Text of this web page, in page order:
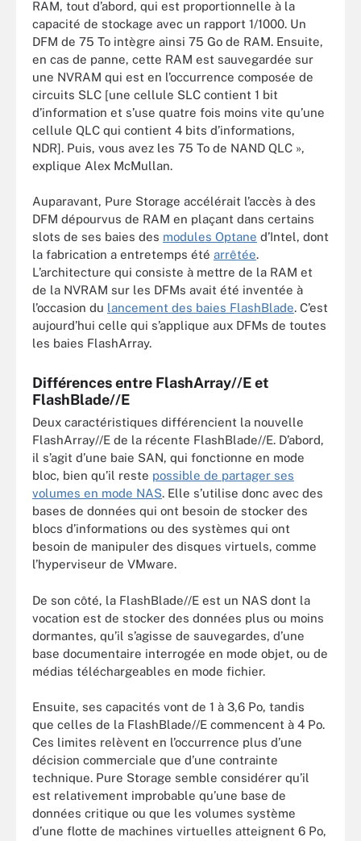
RAM, tout d’abord, qui est proportionnelle à la
capacité de stockage avec un rapport 1/1000. Un
DFM de 75 To intègre ainsi 75 Go de RAM. Ensuite,
en cas de panne, cette RAM est sauvegardée sur
une NVRAM qui est en l’occurrence composée de
circuits SLC [une cellule SLC contient 1 bit
d’information et s’use quatre fois moins vite qu’une
cellule QLC qui contient 4 bits d’informations,
NDR]. Puis, vous avez les 75 To de NAND QLC »,
explique Alex McMullan.
Auparavant, Pure Storage accélérait l’accès à des
DFM dépourvus de RAM en plaçant dans certains
slots de ses baies des modules Optane d’Intel, dont
la fabrication a entretemps été arrêtée.
L’architecture qui consiste à mettre de la RAM et
de la NVRAM sur les DFMs avait été inventée à
l’occasion du lancement des baies FlashBlade. C’est
aujourd’hui celle qui s’applique aux DFMs de toutes
les baies FlashArray.
Différences entre FlashArray//E et
FlashBlade//E
Deux caractéristiques différencient la nouvelle
FlashArray//E de la récente FlashBlade//E. D’abord,
il s’agit d’une baie SAN, qui fonctionne en mode
bloc, bien qu’il reste possible de partager ses
volumes en mode NAS. Elle s’utilise donc avec des
bases de données qui ont besoin de stocker des
blocs d’informations ou des systèmes qui ont
besoin de manipuler des disques virtuels, comme
l’hyperviseur de VMware.
De son côté, la FlashBlade//E est un NAS dont la
vocation est de stocker des données plus ou moins
dormantes, qu’il s’agisse de sauvegardes, d’une
base documentaire interrogée en mode objet, ou de
médias téléchargeables en mode fichier.
Ensuite, ses capacités vont de 1 à 3,6 Po, tandis
que celles de la FlashBlade//E commencent à 4 Po.
Ces limites relèvent en l’occurrence plus d’une
décision commerciale que d’une contrainte
technique. Pure Storage semble considérer qu’il
est relativement improbable qu’une base de
données critique ou que les volumes système
d’une flotte de machines virtuelles atteignent 6 Po,